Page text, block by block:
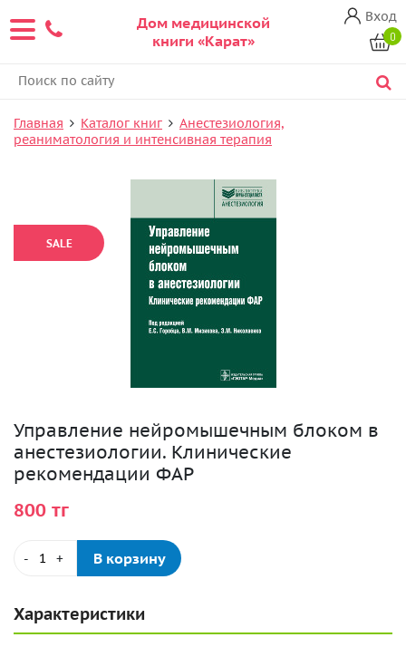
Дом медицинской
книги «Карат»
Вход
0
Главная Каталог книг
Анестезиология,
реаниматология и интенсивная терапия
SALE
Управление нейромышечным блоком в
анестезиологии. Клинические
рекомендации ФАР
800 тг
- + В корзину
Характеристики